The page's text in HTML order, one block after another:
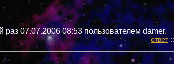
раз 07.07.2006 08:53 пользователем damer.
ответ::